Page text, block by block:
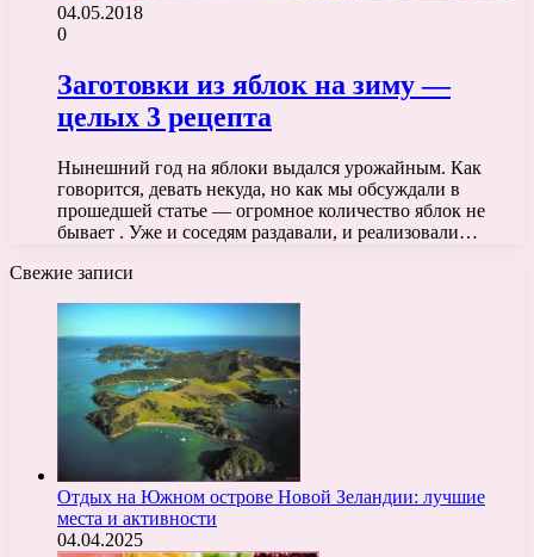
04.05.2018
0
Заготовки из яблок на зиму —
целых 3 рецепта
Нынешний год на яблоки выдался урожайным. Как
говорится, девать некуда, но как мы обсуждали в
прошедшей статье — огромное количество яблок не
бывает . Уже и соседям раздавали, и реализовали…
Свежие записи
Отдых на Южном острове Новой Зеландии: лучшие
места и активности
04.04.2025